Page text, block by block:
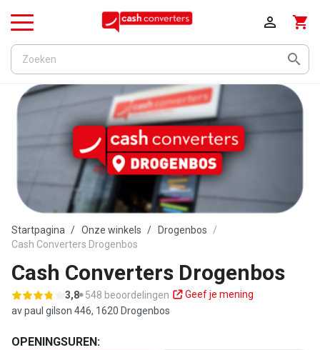

shopping_cart

Menu
Startpagina Onze winkels
Drogenbos
Cash Converters Drogenbos
Cash Converters Drogenbos
3,8 548 beoordelingen
Geef je mening
av paul gilson 446, 1620 Drogenbos
OPENINGSUREN: